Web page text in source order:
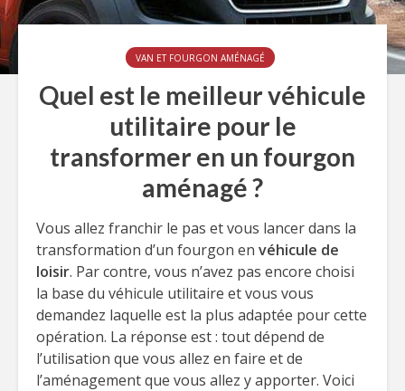
VAN ET FOURGON AMÉNAGÉ
Quel est le meilleur véhicule
utilitaire pour le
transformer en un fourgon
aménagé ?
Vous allez franchir le pas et vous lancer dans la
transformation d’un fourgon en véhicule de
loisir. Par contre, vous n’avez pas encore choisi
la base du véhicule utilitaire et vous vous
demandez laquelle est la plus adaptée pour cette
opération. La réponse est : tout dépend de
l’utilisation que vous allez en faire et de
l’aménagement que vous allez y apporter. Voici